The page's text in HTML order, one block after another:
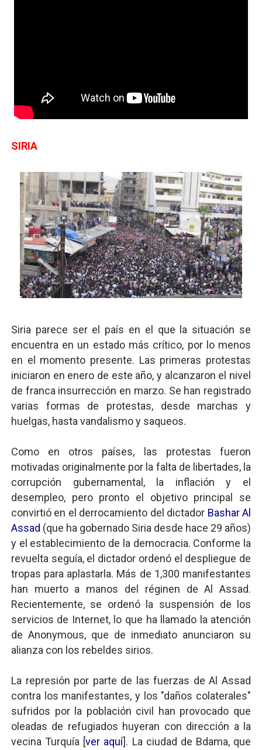
SIRIA
Siria parece ser el país en el que la situación se
encuentra en un estado más crítico, por lo menos
en el momento presente. Las primeras protestas
iniciaron en enero de este año, y alcanzaron el nivel
de franca insurrección en marzo. Se han registrado
varias formas de protestas, desde marchas y
huelgas, hasta vandalismo y saqueos.
Como en otros países, las protestas fueron
motivadas originalmente por la falta de libertades, la
corrupción gubernamental, la inflación y el
desempleo, pero pronto el objetivo principal se
convirtió en el derrocamiento del dictador Bashar Al
Assad (que ha gobernado Siria desde hace 29 años)
y el establecimiento de la democracia. Conforme la
revuelta seguía, el dictador ordenó el despliegue de
tropas para aplastarla. Más de 1,300 manifestantes
han muerto a manos del réginen de Al Assad.
Recientemente, se ordenó la suspensión de los
servicios de Internet, lo que ha llamado la atención
de Anonymous, que de inmediato anunciaron su
alianza con los rebeldes sirios.
La represión por parte de las fuerzas de Al Assad
contra los manifestantes, y los "daños colaterales"
sufridos por la población civil han provocado que
oleadas de refugiados huyeran con dirección a la
vecina Turquía [ver aquí]. La ciudad de Bdama, que